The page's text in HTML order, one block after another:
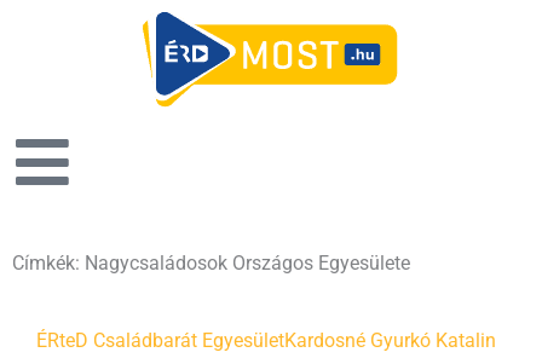
Címkék: Nagycsaládosok Országos Egyesülete
ÉRteD Családbarát EgyesületKardosné Gyurkó Katalin